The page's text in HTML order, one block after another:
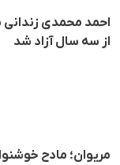
احمد محمدی
از سه سال آزاد شد
مریوان؛ مادح